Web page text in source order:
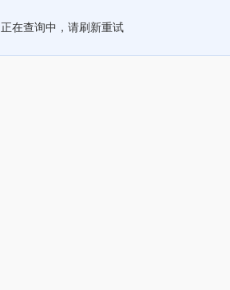
正在查询中，请刷新重试